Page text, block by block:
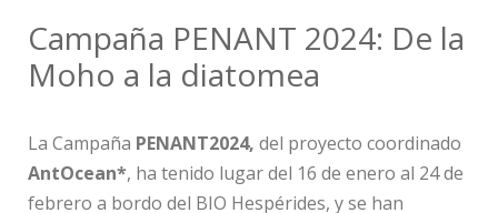
Campaña PENANT 2024: De la
Moho a la diatomea
La Campaña PENANT2024, del proyecto coordinado
AntOcean*, ha tenido lugar del 16 de enero al 24 de
febrero a bordo del BIO Hespérides, y se han